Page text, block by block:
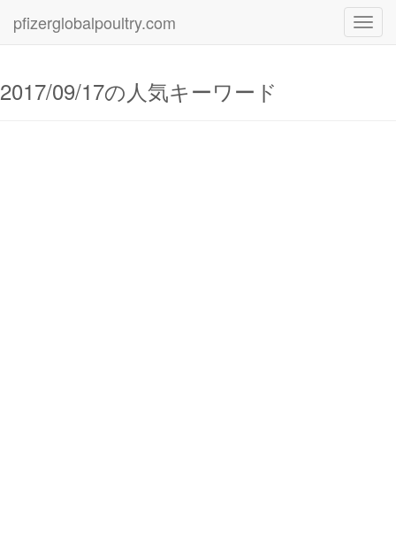
pfizerglobalpoultry.com
2017/09/17の人気キーワード